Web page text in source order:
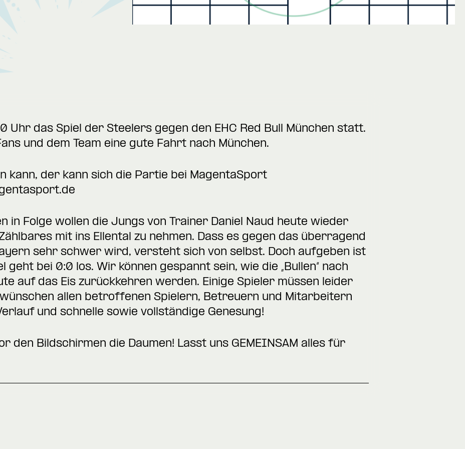
Uhr das Spiel der Steelers gegen den EHC Red Bull München statt.
und dem Team eine gute Fahrt nach München.
kann, der kann sich die Partie bei MagentaSport
in Folge wollen die Jungs von Trainer Daniel Naud heute wieder
mit ins Ellental zu nehmen. Dass es gegen das überragend
sehr schwer wird, versteht sich von selbst. Doch aufgeben ist
geht bei 0:0 los. Wir können gespannt sein, wie die „Bullen“ nach
auf das Eis zurückkehren werden. Einige Spieler müssen leider
allen betroffenen Spielern, Betreuern und Mitarbeitern
und schnelle sowie vollständige Genesung!
den Bildschirmen die Daumen! Lasst uns GEMEINSAM alles für